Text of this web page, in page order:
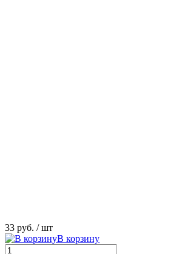
33 руб. / шт
В корзину